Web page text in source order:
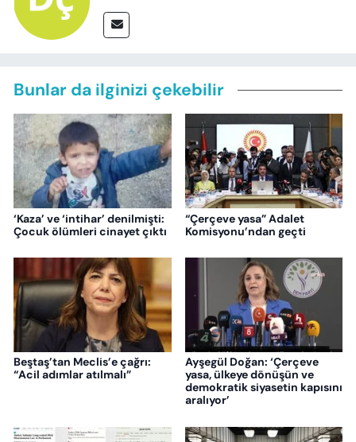
Bunlar da ilginizi çekebilir
‘Kaza’ ve ‘intihar’ denilmişti:
Çocuk ölümleri cinayet çıktı
“Çerçeve yasa” Adalet
Komisyonu’ndan geçti
Beştaş’tan Meclis’e çağrı:
“Acil adımlar atılmalı”
Ayşegül Doğan: ‘Çerçeve
yasa, ülkeye dönüşün ve
demokratik siyasetin kapısını
aralıyor’